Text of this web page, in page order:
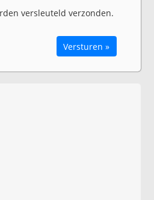
versleuteld verzonden.
Versturen »